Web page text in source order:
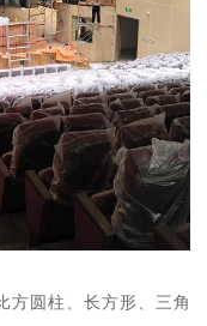
方圆柱、长方形、三角